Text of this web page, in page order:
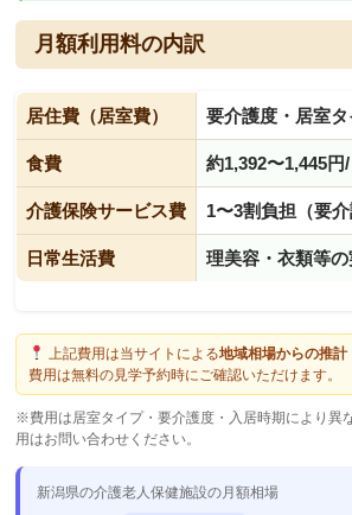
月額利用料の内訳
居住費（居室費） 要介護度・居室
食費 約1,392〜1,445
介護保険サービス費 1〜3割負担（要
日常生活費 理美容・衣類等
上記費用は当サイトによる地域相場からの推計
費用は無料の見学予約時にご確認いただけます。
※費用は居室タイプ・要介護度・入居時期により異
用はお問い合わせください。
新潟県の介護老人保健施設の月額相場